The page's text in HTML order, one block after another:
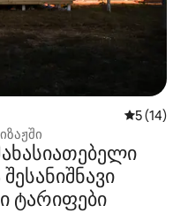
საშუალო
5 (14)
ტარიფები